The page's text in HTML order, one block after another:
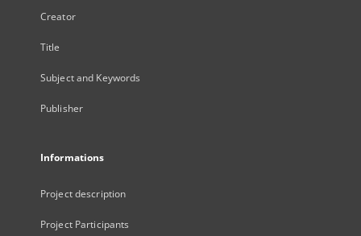
Creator
Title
Subject and Keywords
Publisher
Informations
Project description
Project Participants